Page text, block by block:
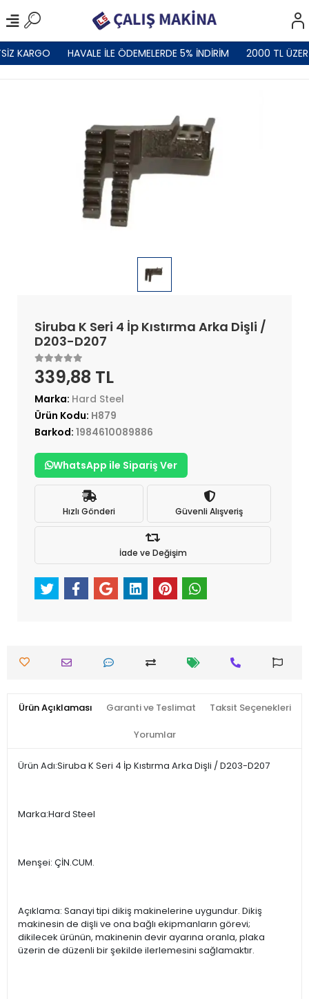
KARGO HAVALE İLE ÖDEMELERDE 5% İNDİRİM 2000 TL
Siruba K Seri 4 İp Kıstırma Arka Dişli /
D203-D207
339,88 TL
Marka: Hard Steel
Ürün Kodu: H879
Barkod: 1984610089886
WhatsApp ile Sipariş Ver
Hızlı Gönderi Güvenli Alışveriş
İade ve Değişim
Ürün Açıklaması Garanti ve Teslimat Taksit Seçenekleri
Yorumlar
Ürün Adı:Siruba K Seri 4 İp Kıstırma Arka Dişli / D203-D207
Marka:Hard Steel
Menşei: ÇİN.CUM.
Açıklama: Sanayi tipi dikiş makinelerine uygundur. Dikiş
makinesin de dişli ve ona bağlı ekipmanların görevi;
dikilecek ürünün, makinenin devir ayarına oranla, plaka
üzerin de düzenli bir şekilde ilerlemesini sağlamaktır.